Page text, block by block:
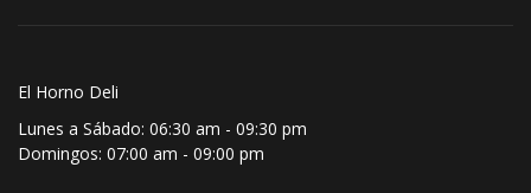
El Horno Deli
Lunes a Sábado: 06:30 am - 09:30 pm
Domingos: 07:00 am - 09:00 pm